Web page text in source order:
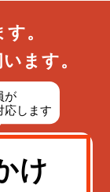
。
ます。
け